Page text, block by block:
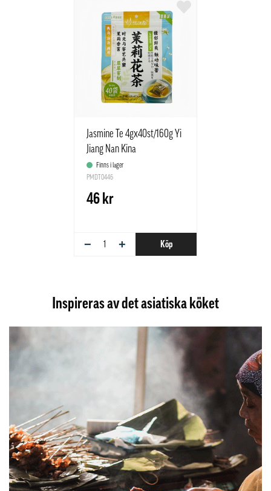
Jasmine Te 4gx40st/160g Yi
Jiang Nan Kina
Finns i lager
PMDT0446
46 kr
− + Köp
Inspireras av det asiatiska köket